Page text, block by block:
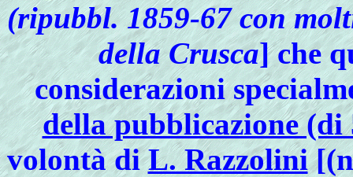
(ripubbl. 1859-67 con
della Crusca] che
considerazioni
della pubblicazione (di
volontà diL. Razzolini